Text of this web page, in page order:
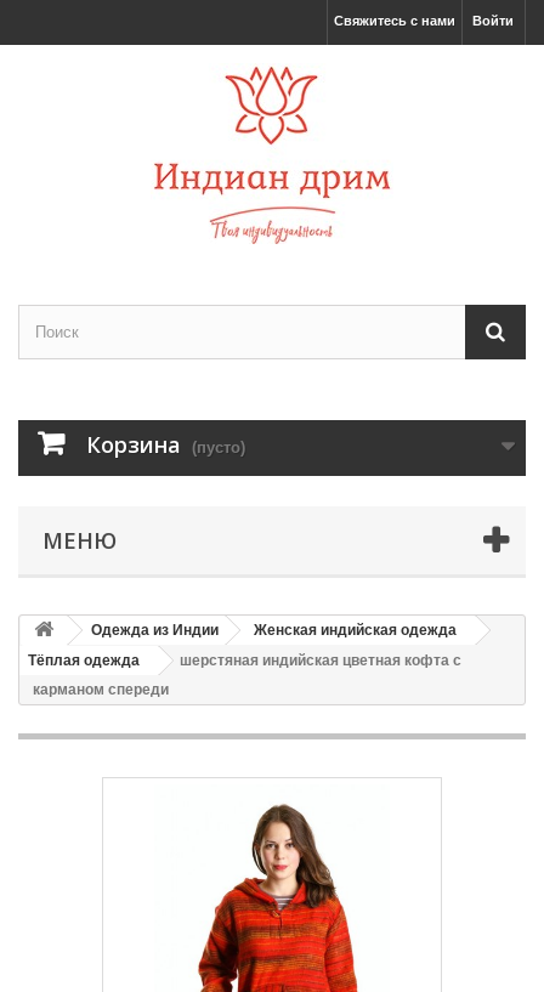
Войти
Свяжитесь с нами
Корзина (пусто)
МЕНЮ
Одежда из Индии
Женская индийская одежда
Тёплая одежда
шерстяная индийская цветная кофта с
карманом спереди